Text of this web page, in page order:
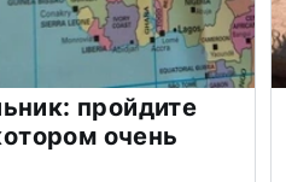
пройдите
очень